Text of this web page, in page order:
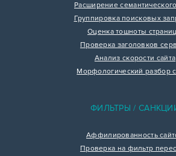
Расширение
Группировка поисковых
Оценка тошноты
Проверка заголовков
Анализ скорости сайта
Морфологический разбор
ФИЛЬТРЫ /
Аффилированность
Проверка на фильтр